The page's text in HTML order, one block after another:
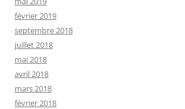
février 2019
septembre 2018
juillet 2018
mai 2018
avril 2018
mars 2018
février 2018